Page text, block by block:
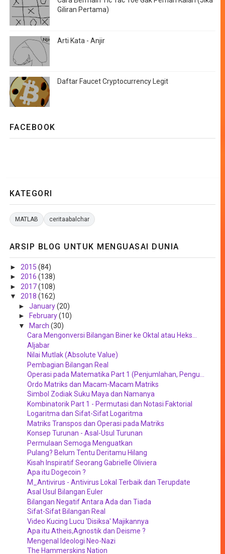
Giliran Pertama)
Arti Kata - Anjir
Daftar Faucet Cryptocurrency Legit
FACEBOOK
KATEGORI
MATLAB ceritaabalchar
ARSIP BLOG UNTUK MENGUASAI DUNIA
► 2015 (84)
► 2016 (138)
► 2017(108)
▼ 2018 (162)
► January(20)
►
February(10)
▼
March (30)
Cara Mengonversi Bilangan Biner ke Oktal atau Heks...
Aljabar
Nilai Mutlak (Absolute Value)
Pembagian Bilangan Real
Operasi pada Matematika Part 1 (Penjumlahan, Pengu...
Ordo Matriks dan Macam-Macam Matriks
Simbol Zodiak Suku Maya dan Namanya
Kombinatorik Part 1 - Permutasi dan Notasi Faktorial
Logaritma dan Sifat-Sifat Logaritma
Matriks Transpos dan Operasi pada Matriks
Konsep Turunan - Asal-Usul Turunan
Permulaan Semoga Menguatkan
Pulang? Belum Tentu Deritamu Hilang
Kisah Inspiratif Seorang Gabrielle Oliviera
Apa itu Dogecoin ?
M_Antivirus - Antivirus Lokal Terbaik dan Terupdate
Asal Usul Bilangan Euler
Bilangan Negatif Antara Ada dan Tiada
Sifat-Sifat Bilangan Real
Video Kucing Lucu 'Disiksa' Majikannya
Apa itu Atheis,Agnostik dan Deisme ?
Mengenal Ideologi Neo-Nazi
The Hammerskins Nation